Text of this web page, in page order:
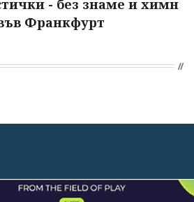
- без знаме и химн
Франкфурт